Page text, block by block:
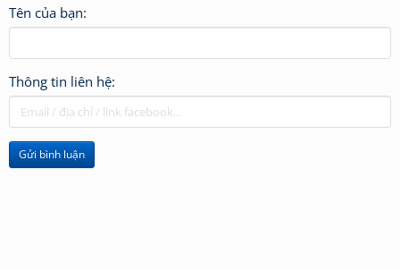
Tên của bạn:
Thông tin liên hệ:
Gửi bình luận